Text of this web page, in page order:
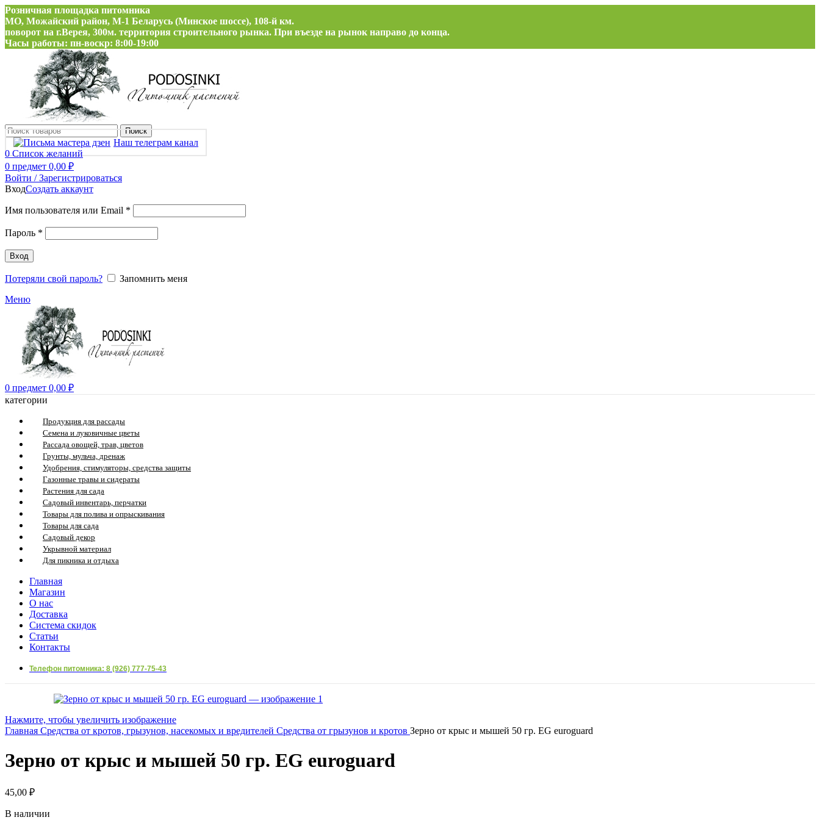
Розничная площадка питомника
МО, Можайский район, М-1 Беларусь (Минское шоссе), 108-й км.
поворот на г.Верея, 300м. территория строительного рынка. При въезде на рынок направо до конца.
Часы работы: пн-воскр: 8:00-19:00
Поиск
Наш телеграм канал
0 Список желаний
0 предмет 0,00 ₽
Войти / Зарегистрироваться
ВходСоздать аккаунт
Имя пользователя или Email *
Пароль *
Вход
Потеряли свой пароль?
Запомнить меня
Меню
0 предмет 0,00 ₽
категории
Продукция для рассады
Семена и луковичные цветы
Рассада овощей, трав, цветов
Грунты, мульча, дренаж
Удобрения, стимуляторы, средства защиты
Газонные травы и сидераты
Растения для сада
Садовый инвентарь, перчатки
Товары для полива и опрыскивания
Товары для сада
Садовый декор
Укрывной материал
Для пикника и отдыха
Главная
Магазин
О нас
Доставка
Система скидок
Статьи
Контакты
Телефон питомника: 8 (926) 777-75-43
Нажмите, чтобы увеличить изображение
Главная Средства от кротов, грызунов, насекомых и вредителей Средства от грызунов и кротов Зерно от крыс и мышей 50 гр. EG euroguard
Зерно от крыс и мышей 50 гр. EG euroguard
45,00 ₽
В наличии